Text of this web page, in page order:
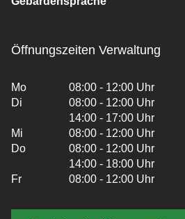
Öffnungszeiten Verwaltung
Mo
08:00 - 12:00 Uhr
Di
08:00 - 12:00 Uhr
14:00 - 17:00 Uhr
Mi
08:00 - 12:00 Uhr
Do
08:00 - 12:00 Uhr
14:00 - 18:00 Uhr
Fr
08:00 - 12:00 Uhr